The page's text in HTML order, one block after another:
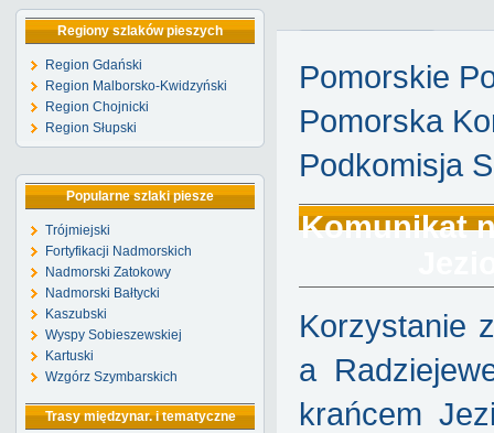
Regiony szlaków pieszych
Region Gdański
Region Malborsko-Kwidzyński
Region Chojnicki
Region Słupski
Popularne szlaki piesze
Trójmiejski
Fortyfikacji Nadmorskich
Nadmorski Zatokowy
Nadmorski Bałtycki
Kaszubski
Wyspy Sobieszewskiej
Kartuski
Wzgórz Szymbarskich
Trasy międzynar. i tematyczne
Pomorskie
Pomorska
Podkomisja
Komunikat
Korzystanie
a
krańcem